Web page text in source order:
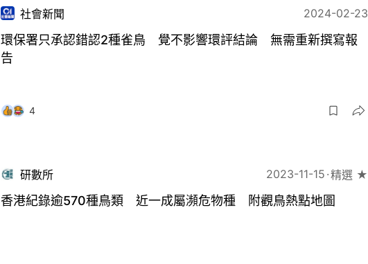
社會新聞 2024-02-23
環保署只承認錯認2種雀鳥 覺不影響環評結論 無需重新撰寫報
告
4
研數所 2023-11-15 精選 ★
香港紀錄逾570種鳥類 近一成屬瀕危物種 附觀鳥熱點地圖